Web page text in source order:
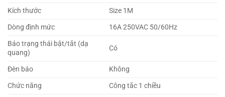
Kích thước
Size 1M
Dòng định mức
16A 250VAC 50/60Hz
Báo trạng thái bật/tắt (dạ
quang)
Có
Đèn báo
Không
Chức năng
Công tắc 1 chiều